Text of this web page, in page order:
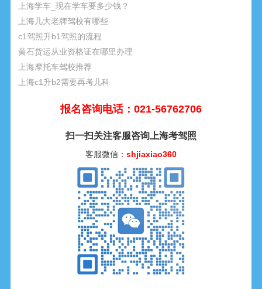
上海学车_现在学车要多少钱？
上海几大老牌驾校有哪些
c1驾照升b1驾照的流程
黄石货运从业资格证在哪里办理
上海摩托车驾校推荐
上海c1升b2需要再考几科
报名咨询电话：021-56762706
扫一扫关注客服咨询上海考驾照
客服微信： shjiaxiao360